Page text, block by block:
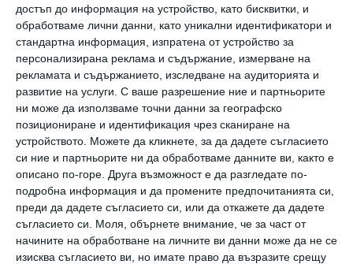
достъп до информация на устройство, като бисквитки, и
обработваме лични данни, като уникални идентификатори и
стандартна информация, изпратена от устройство за
персонализирана реклама и съдържание, измерване на
рекламата и съдържанието, изследване на аудиторията и
развитие на услуги. С ваше разрешение ние и партньорите
ни може да използваме точни данни за географско
позициониране и идентификация чрез сканиране на
устройството. Можете да кликнете, за да дадете съгласието
си ние и партньорите ни да обработваме данните ви, както е
описано по-горе. Друга възможност е да разгледате по-
подробна информация и да промените предпочитанията си,
преди да дадете съгласието си, или да откажете да дадете
съгласието си.
Моля, обърнете внимание, че за част от
начините на обработване на личните ви данни може да не се
изисква съгласието ви, но имате право да възразите срещу
точки) и общите вербални когнитивни
способности (с 3 точки).